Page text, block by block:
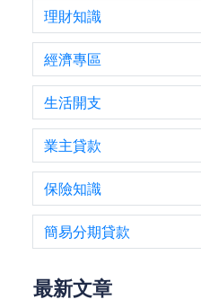
理財知識
經濟專區
生活開支
業主貸款
保險知識
簡易分期貸款
最新文章